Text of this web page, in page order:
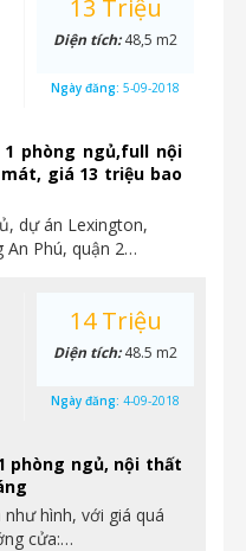
phòng ngủ,full nội
giá 13 triệu bao
dự án Lexington,
An Phú, quận 2…
13 Triệu
Diện tích:48,5 m2
Ngày đăng: 5-09-2018
phòng ngủ, nội thất
hình, với giá quá
cửa:…
14 Triệu
Diện tích:48.5 m2
Ngày đăng: 4-09-2018